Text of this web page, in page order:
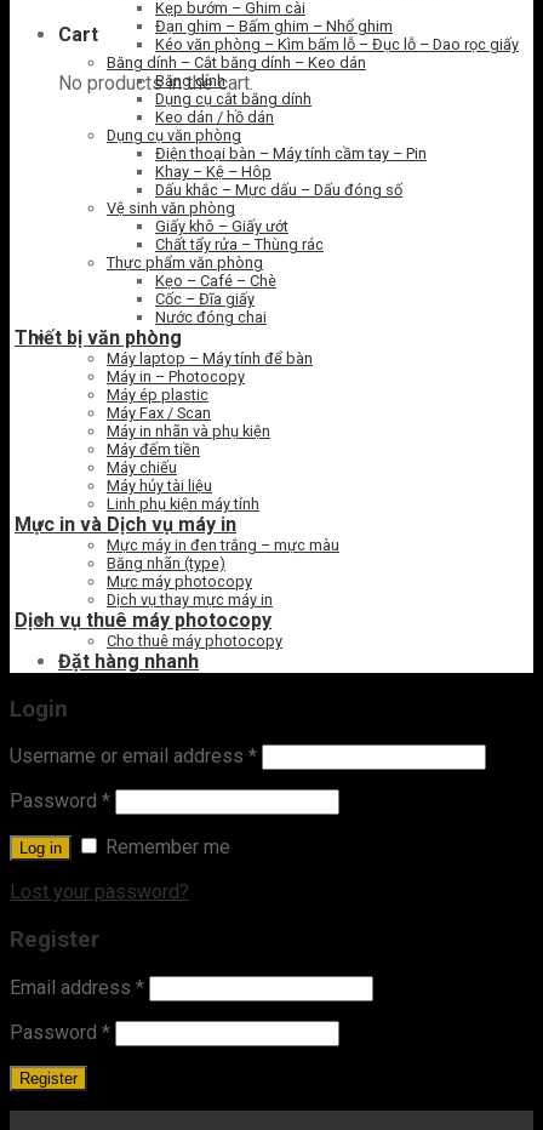
Cart
No products in the cart.
Kẹp bướm – Ghim cài
Đạn ghim – Bấm ghim – Nhổ ghim
Kéo văn phòng – Kìm bấm lỗ – Đục lỗ – Dao rọc giấy
Băng dính – Cắt băng dính – Keo dán
Băng dính
Dụng cụ cắt băng dính
Keo dán / hồ dán
Dụng cụ văn phòng
Điện thoại bàn – Máy tính cầm tay – Pin
Khay – Kệ – Hôp
Dấu khắc – Mực dấu – Dấu đóng số
Vệ sinh văn phòng
Giấy khô – Giấy ướt
Chất tẩy rửa – Thùng rác
Thực phẩm văn phòng
Kẹo – Café – Chè
Cốc – Đĩa giấy
Nước đóng chai
Thiết bị văn phòng
Máy laptop – Máy tính để bàn
Máy in – Photocopy
Máy ép plastic
Máy Fax / Scan
Máy in nhãn và phụ kiện
Máy đếm tiền
Máy chiếu
Máy hủy tài liệu
Linh phụ kiện máy tính
Mực in và Dịch vụ máy in
Mực máy in đen trắng – mực màu
Băng nhãn (type)
Mực máy photocopy
Dịch vụ thay mực máy in
Dịch vụ thuê máy photocopy
Cho thuê máy photocopy
Đặt hàng nhanh
Login
Username or email address *
Password *
Log in
Remember me
Lost your password?
Register
Email address *
Password *
Register